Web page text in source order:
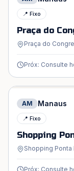
📍 Fixo
Praça do
Praça do
Próx: Consulte
AM Manaus
📍 Fixo
Shopping
Shopping Ponta
Próx: Consulte